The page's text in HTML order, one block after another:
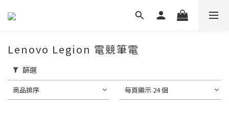
Lenovo Legion 電競筆電
篩選
商品排序 每頁顯示 24 個